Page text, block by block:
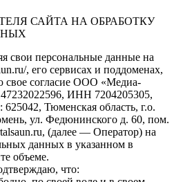
САЙТА НА ОБРАБОТКУ
свои персональные данные на
, его сервисах и поддоменах,
свое согласие ООО «Медиа-
ИНН 7204205305,
Тюменская область, г.о.
ул. Федюнинского д. 60, пом.
(далее — Оператор) на
данных в указанном в
объеме.
что: